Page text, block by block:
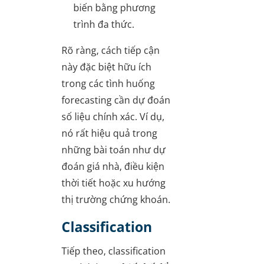
biến bằng phương
trình đa thức.
Rõ ràng, cách tiếp cận
này đặc biệt hữu ích
trong các tình huống
forecasting cần dự đoán
số liệu chính xác. Ví dụ,
nó rất hiệu quả trong
những bài toán như dự
đoán giá nhà, điều kiện
thời tiết hoặc xu hướng
thị trường chứng khoán.
Classification
Tiếp theo, classification